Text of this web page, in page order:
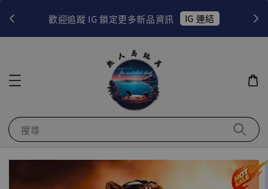
歡迎追蹤 IG 鎖定更多新品資訊 IG 連結
搜尋